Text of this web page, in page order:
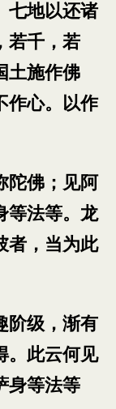
七地以还诸
若千，若
土施作佛
作心。以作
陀佛；见阿
等法等。龙
者，当为此
阶级，渐有
。此云何见
身等法等